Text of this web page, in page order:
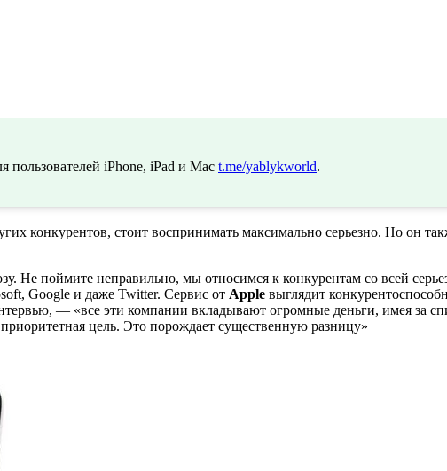
iPhone, iPad и Mac t.me/yablykworld.
конкурентов, стоит воспринимать максимально серьезно. Но он
Не поймите неправильно, мы относимся к конкурентам со всей
Google и даже Twitter. Сервис от Apple выглядит
— «все эти компании вкладывают огромные деньги, имея за
цель. Это порождает существенную разницу»